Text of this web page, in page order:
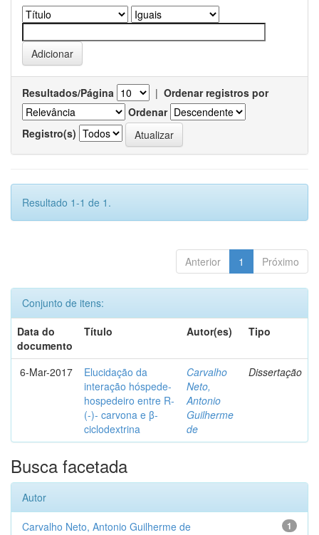
Resultados/Página | Ordenar registros por
Ordenar
Registro(s)
Resultado 1-1 de 1.
Anterior 1 Próximo
Conjunto de itens:
Data do
documento
Título Autor(es) Tipo
6-Mar-2017
Elucidação da
interação hóspede-
hospedeiro entre R-
(-)- carvona e β-
ciclodextrina
Carvalho
Neto,
Antonio
Guilherme
de
Dissertação
Busca facetada
Autor
1
Carvalho Neto, Antonio Guilherme de